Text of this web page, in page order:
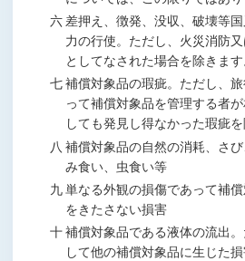
六 差押え、徴発、没収、破壊等
力の行使。ただし、火災消防
としてなされた場合を除きます
七 補償対象品の瑕疵。ただし、
って補償対象品を管理する者
しても発見し得なかった瑕疵を
八 補償対象品の自然の消耗、さ
み食い、虫食い等
九 単なる外観の損傷であって補
をきたさない損害
十 補償対象品である液体の流出
して他の補償対象品に生じた